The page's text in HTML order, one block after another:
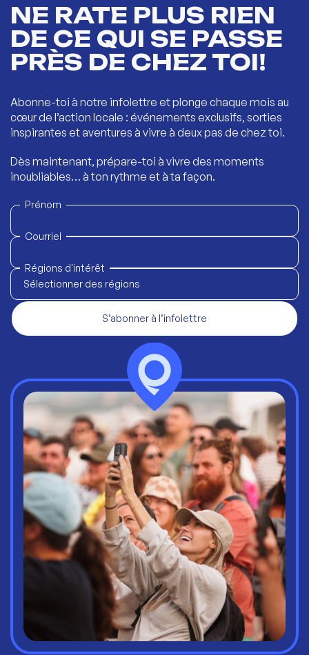
NE RATE PLUS RIEN
DE CE QUI SE PASSE
PRÈS DE CHEZ TOI!
Abonne-toi à notre infolettre et plonge chaque mois au
cœur de l’action locale : événements exclusifs, sorties
inspirantes et aventures à vivre à deux pas de chez toi.
Dès maintenant, prépare-toi à vivre des moments
inoubliables… à ton rythme et à ta façon.
Prénom
Courriel
Régions d'intérêt
Sélectionner des régions
S’abonner à l’infolettre